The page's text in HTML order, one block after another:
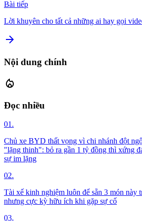
Bài tiếp
Lời khuyên cho tất cả những ai hay gọi
arrow_forward
Nội dung chính
local_fire_department
Đọc nhiều
01.
Chủ xe BYD thất vọng vì chi nhánh đột
"lặng thinh": bỏ ra gần 1 tỷ đồng thì xứng
sự im lặng
02.
Tài xế kinh nghiệm luôn để sẵn 3 món này
nhưng cực kỳ hữu ích khi gặp sự cố
03.